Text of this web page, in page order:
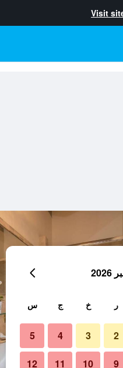
Visit
ر خ ج س
2
3
4
5
9
10
11
12